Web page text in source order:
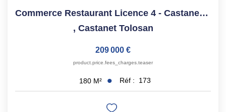
Commerce Restaurant Licence 4 - Castanet-Tolosan - 180 M²
, Castanet Tolosan
209 000 €
product.price.fees_charges.teaser
180 M² Réf : 173